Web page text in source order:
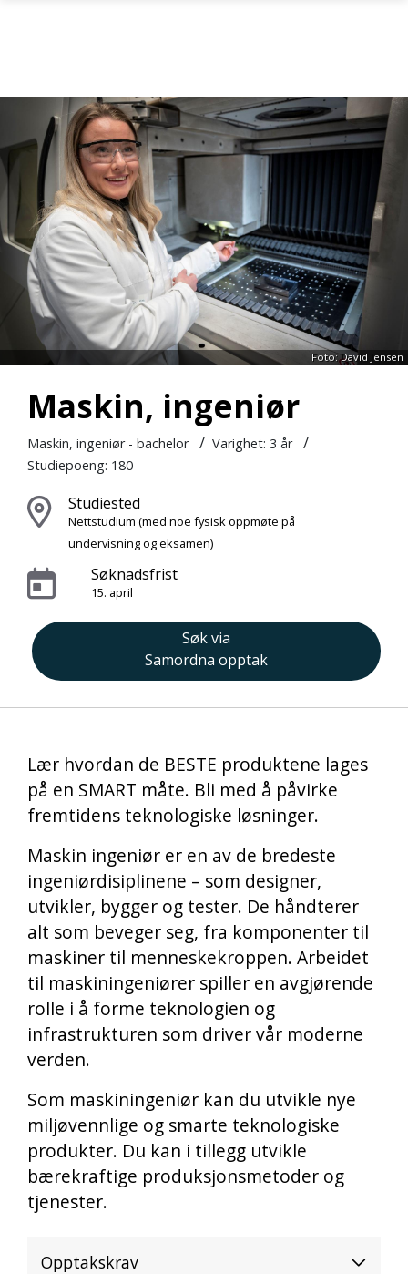
Gå til hovedinnhold
Foto: David Jensen
Maskin, ingeniør
Maskin, ingeniør - bachelor / Varighet: 3 år /
Studiepoeng: 180
Studiested
Nettstudium (med noe fysisk oppmøte på
undervisning og eksamen)
Søknadsfrist
15. april
Søk via
Samordna opptak
Lær hvordan de BESTE produktene lages
på en SMART måte. Bli med å påvirke
fremtidens teknologiske løsninger.
Maskin ingeniør er en av de bredeste
ingeniørdisiplinene – som designer,
utvikler, bygger og tester. De håndterer
alt som beveger seg, fra komponenter til
maskiner til menneskekroppen. Arbeidet
til maskiningeniører spiller en avgjørende
rolle i å forme teknologien og
infrastrukturen som driver vår moderne
verden.
Som maskiningeniør kan du utvikle nye
miljøvennlige og smarte teknologiske
produkter. Du kan i tillegg utvikle
bærekraftige produksjonsmetoder og
tjenester.
Opptakskrav